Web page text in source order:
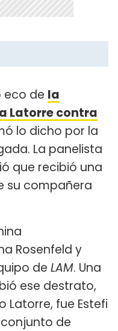
eco de la
Latorre contra
lo dicho por la
La panelista
que recibió una
su compañera
Rosenfeld y
de LAM. Una
ese destrato,
Latorre, fue Estefi
de